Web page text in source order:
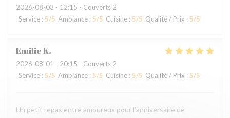
2026-08-03 - 12:15 - Couverts 2
Service : 5/5 Ambiance : 5/5 Cuisine : 5/5 Qualité / Prix : 5/5
EmilieK
2026-08-01 - 20:15 - Couverts 2
Service : 5/5 Ambiance : 5/5 Cuisine : 5/5 Qualité / Prix : 5/5
Un petit repas entre amoureux pour l'anniversaire de